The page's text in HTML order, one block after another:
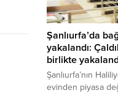
Şanlıurfa’da
yakalandı:
birlikte
Şanlıurfa’nın
evinden piyasa